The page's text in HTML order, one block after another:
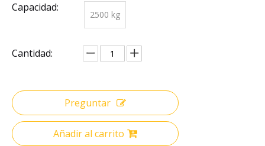
Capacidad:
2500 kg
Cantidad:
Preguntar
Añadir al carrito